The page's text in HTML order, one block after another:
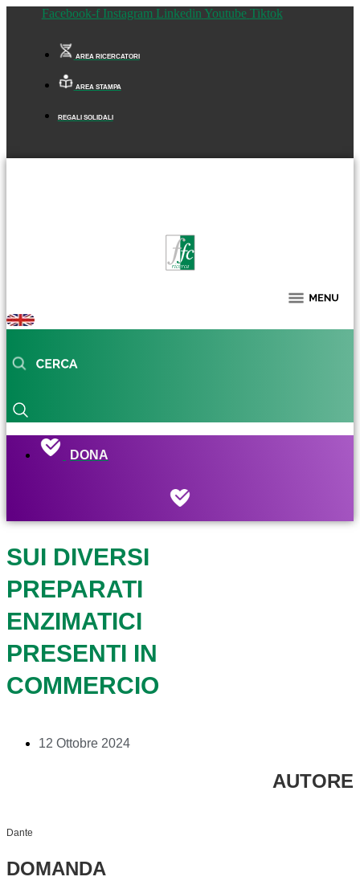
Facebook-f Instagram Linkedin Youtube Tiktok
AREA RICERCATORI
AREA STAMPA
REGALI SOLIDALI
DONA
SUI DIVERSI
PREPARATI
ENZIMATICI
PRESENTI IN
COMMERCIO
12 Ottobre 2024
AUTORE
Dante
DOMANDA